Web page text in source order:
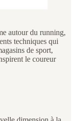
autour du running,
techniques qui
de sport,
le coureur